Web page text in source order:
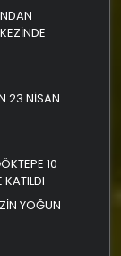
23 NİSAN
10
KATILDI
YOĞUN